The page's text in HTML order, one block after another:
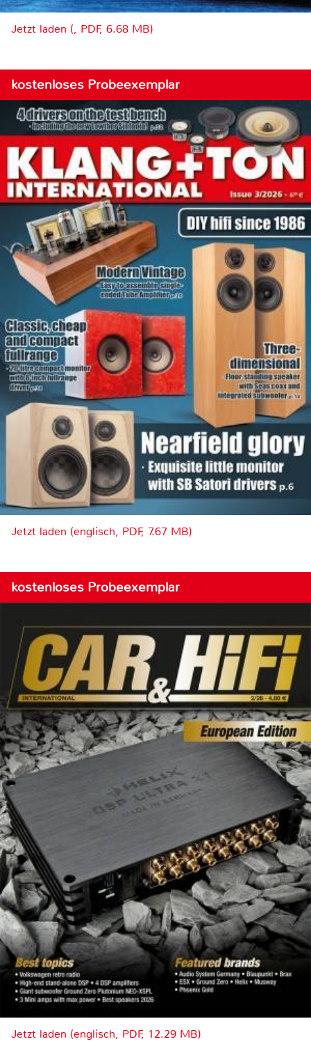
Jetzt laden (, PDF, 6.68 MB)
kostenloses Probeexemplar
Jetzt laden (englisch, PDF, 7.67 MB)
kostenloses Probeexemplar
Jetzt laden (englisch, PDF, 12.29 MB)